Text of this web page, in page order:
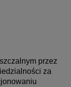
przez
za